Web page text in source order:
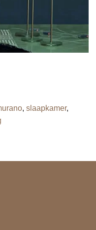
, slaapkamer,